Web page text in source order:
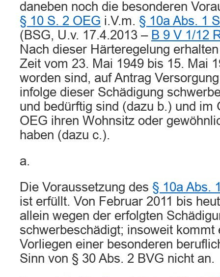
daneben noch die besonderen
§ 10 S. 2 OEG i.V.m. § 10a Abs. 1
(BSG, U.v. 17.4.2013 – B 9 V 1/12
Nach dieser Härteregelung
Zeit vom 23. Mai 1949 bis 15. Mai
worden sind, auf Antrag
infolge dieser Schädigung
und bedürftig sind (dazu b.) und im
OEG ihren Wohnsitz oder
haben (dazu c.).
a.
Die Voraussetzung des § 10a Abs.
ist erfüllt. Von Februar 2011 bis
allein wegen der erfolgten
schwerbeschädigt; insoweit kommt
Vorliegen einer besonderen
Sinn von § 30 Abs. 2 BVG nicht an.